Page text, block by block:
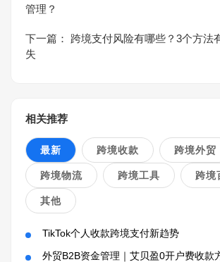
管理？
下一篇：
跨境支付风险有哪些？3个方法
失
相关推荐
最新 跨境收款 跨境外贸
跨境物流 跨境工具 跨境
其他
TikTok个人收款跨境支付新趋势
外贸B2B资金管理｜艾贝盈0开户费收款